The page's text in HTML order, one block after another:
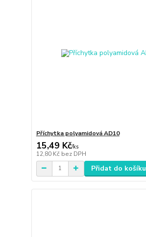
Příchytka polyamidová AD10
15,49 Kč/ks
12,80 Kč bez DPH
Přidat do košíku